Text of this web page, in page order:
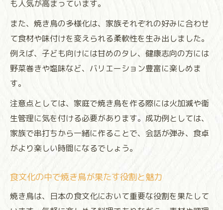
も人気が高まっています。
また、焼き鳥の多様化は、家族それぞれの好みに合わせ
て食材や味付けを変えられる柔軟性を生み出しました。
例えば、子ども向けには甘めのタレ、健康志向の方には
野菜巻きや塩味など、バリエーション豊富に楽しめま
す。
注意点としては、家庭で焼き鳥を作る際には火加減や衛
生管理に気を付ける必要があります。成功例としては、
家族で串打ちから一緒に作ることで、会話が弾み、食卓
がより楽しい時間になるでしょう。
食文化の中で焼き鳥が果たす役割と魅力
焼き鳥は、日本の食文化において重要な役割を果たして